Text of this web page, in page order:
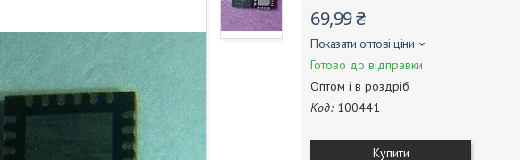
69,99 ₴
Показати оптові ціни
Готово до відправки
Оптом і в роздріб
Код: 100441
Купити